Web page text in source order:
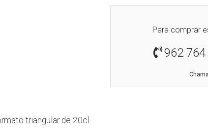
Para comprar
962 764
triangular de 20cl.